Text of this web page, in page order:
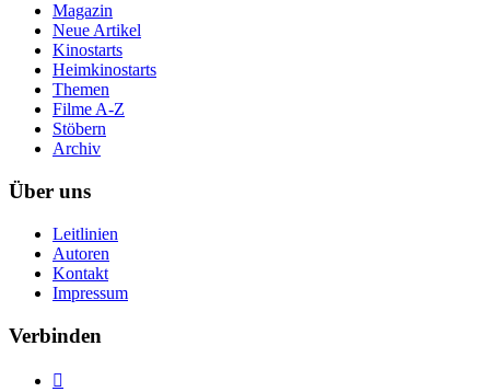
Magazin
Neue Artikel
Kinostarts
Heimkinostarts
Themen
Filme A-Z
Stöbern
Archiv
Über uns
Leitlinien
Autoren
Kontakt
Impressum
Verbinden
